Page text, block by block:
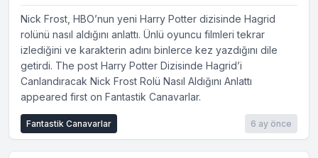
Nick Frost, HBO’nun yeni Harry Potter dizisinde Hagrid
rolünü nasıl aldığını anlattı. Ünlü oyuncu filmleri tekrar
izlediğini ve karakterin adını binlerce kez yazdığını dile
getirdi. The post Harry Potter Dizisinde Hagrid’i
Canlandıracak Nick Frost Rolü Nasıl Aldığını Anlattı
appeared first on Fantastik Canavarlar.
6 ay önce
Fantastik Canavarlar